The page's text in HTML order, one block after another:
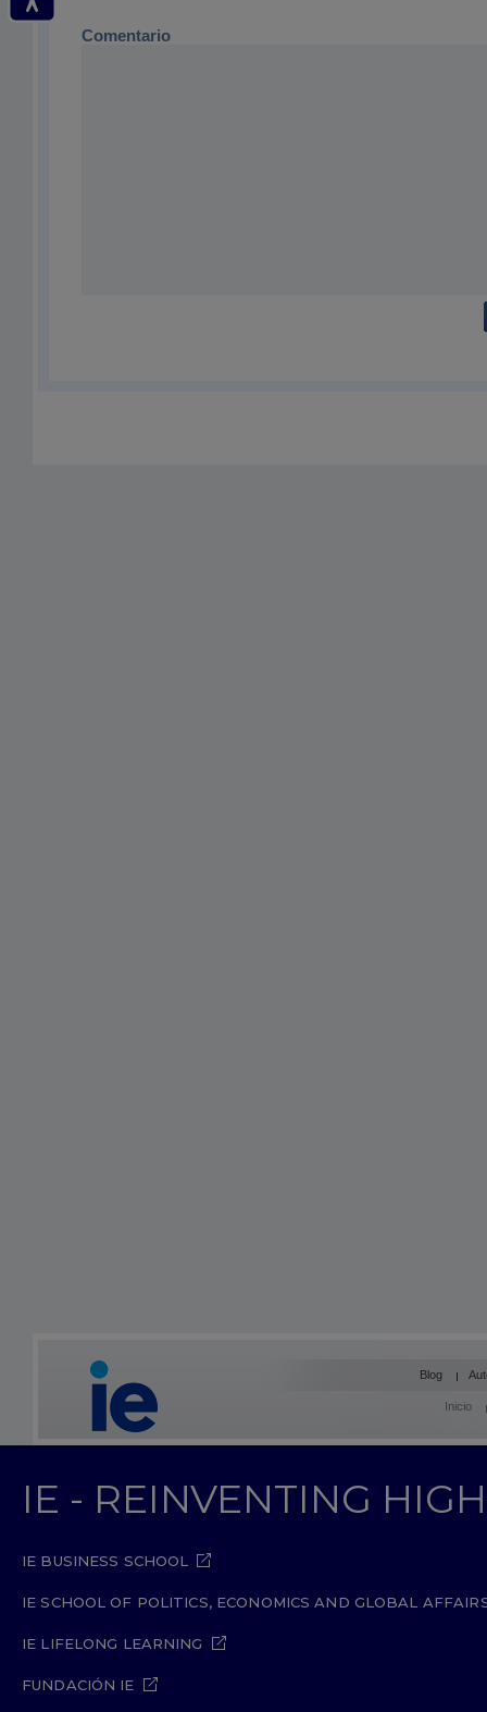
Comentario
Blog
Inicio
IE - REINVENTING
IE BUSINESS SCHOOL
IE SCHOOL OF POLITICS, ECONOMICS AND GLOBAL
IE LIFELONG LEARNING
FUNDACIÓN IE